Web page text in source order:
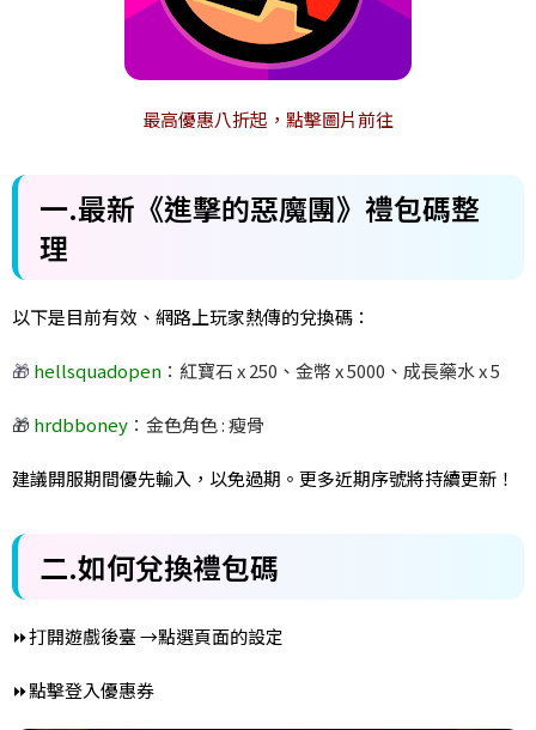
最高優惠八折起，點擊圖片前往
一.最新《進擊的惡魔團》禮包碼整
理
以下是目前有效、網路上玩家熱傳的兌換碼：
🎁 hellsquadopen ：紅寶石 x 250、金幣 x 5000、成長藥水 x 5
🎁 hrdbboney ：金色角色 : 瘦骨
建議開服期間優先輸入，以免過期。更多近期序號將持續更新！
二.如何兌換禮包碼
⏩打開遊戲後臺 →點選頁面的設定
⏩點擊登入優惠券